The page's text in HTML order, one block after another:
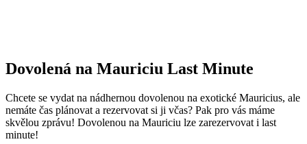
Dovolená na Mauriciu Last Minute
Chcete se vydat na nádhernou dovolenou na exotické Mauricius, ale
nemáte čas plánovat a rezervovat si ji včas? Pak pro vás máme
skvělou zprávu! Dovolenou na Mauriciu lze zarezervovat i last
minute!